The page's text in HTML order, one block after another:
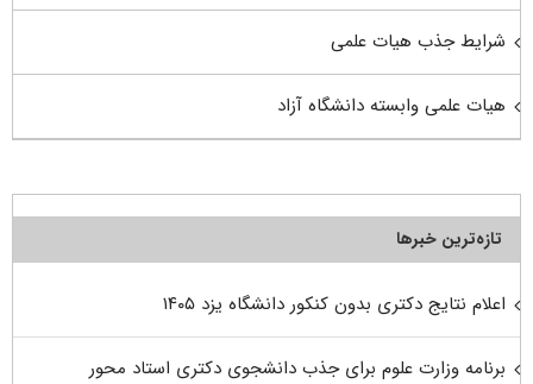
شرایط جذب هیات علمی
هیات علمی وابسته دانشگاه آزاد
تازه‌ترین خبرها
اعلام نتایج دکتری بدون کنکور دانشگاه یزد ۱۴۰۵
برنامه وزارت علوم برای جذب دانشجوی دکتری استاد محور